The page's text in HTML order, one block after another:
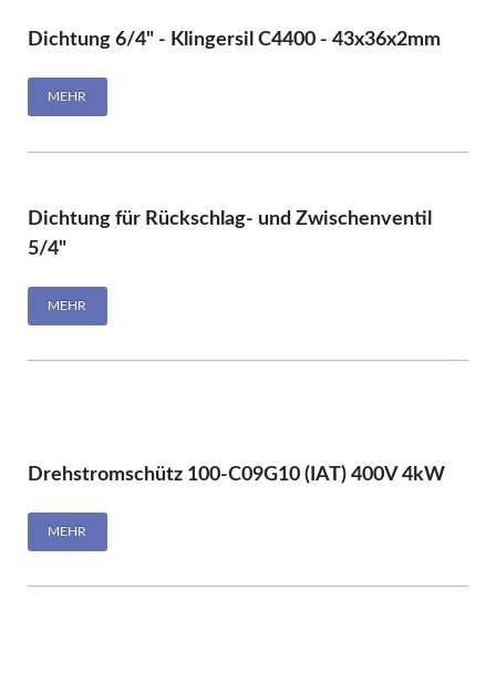
Dichtung 6/4" - Klingersil C4400 - 43x36x2mm
MEHR
Dichtung für Rückschlag- und Zwischenventil
5/4"
MEHR
Drehstromschütz 100-C09G10 (IAT) 400V 4kW
MEHR